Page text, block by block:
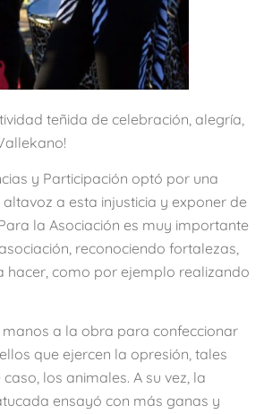
teñida de celebración, alegría,
y Participación optó por una
a esta injusticia y exponer de
la Asociación es muy importante
reconociendo fortalezas,
hacer, como por ejemplo realizando
a la obra para confeccionar
que ejercen la opresión, tales
los animales. A su vez, la
ensayó con más ganas y